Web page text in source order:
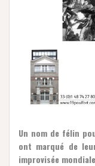
Un nom de félin
ont marqué de
improvisée